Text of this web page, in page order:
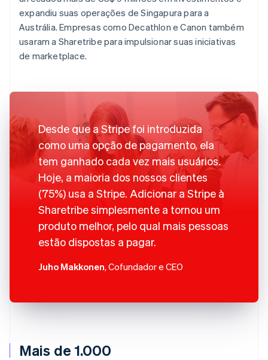
Mais de 1.000
expandiu suas operações de Singapura para a
Austrália. Empresas como Decathlon e Canon também
usaram a Sharetribe para impulsionar suas iniciativas
de marketplace.
Desde que a Stripe foi introduzida
como uma opção de pagamento, ela
tem ganhado cada vez mais usuários.
Hoje, a maioria dos nossos clientes
(75%) usa a Stripe. Adicionar a Stripe à
Sharetribe simplesmente a tornou um
produto melhor, pelo qual mais pessoas
estão dispostas a pagar.
Juho Makkonen, Cofundador e CEO